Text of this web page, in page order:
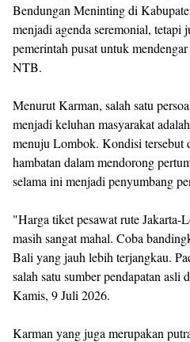
Bendungan Meninting di
menjadi agenda seremonial, tetapi
pemerintah pusat untuk
NTB.
Menurut Karman, salah satu
menjadi keluhan masyarakat
menuju Lombok. Kondisi tersebut
hambatan dalam mendorong
selama ini menjadi penyumbang
"Harga tiket pesawat rute
masih sangat mahal. Coba
Bali yang jauh lebih terjangkau.
salah satu sumber pendapatan
Kamis, 9 Juli 2026.
Karman yang juga merupakan